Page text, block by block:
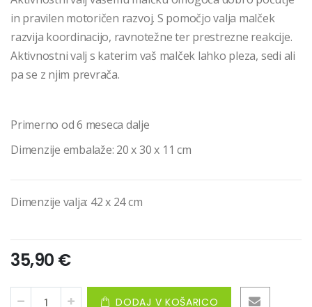
in pravilen motoričen razvoj. S pomočjo valja malček
razvija koordinacijo, ravnotežne ter prestrezne reakcije.
Aktivnostni valj s katerim vaš malček lahko pleza, sedi ali
pa se z njim prevrača.
Primerno od 6 meseca dalje
Dimenzije embalaže: 20 x 30 x 11 cm
Dimenzije valja: 42 x 24 cm
35,90 €
DODAJ V KOŠARICO